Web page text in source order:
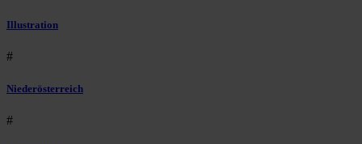
Illustration
#
Niederösterreich
#